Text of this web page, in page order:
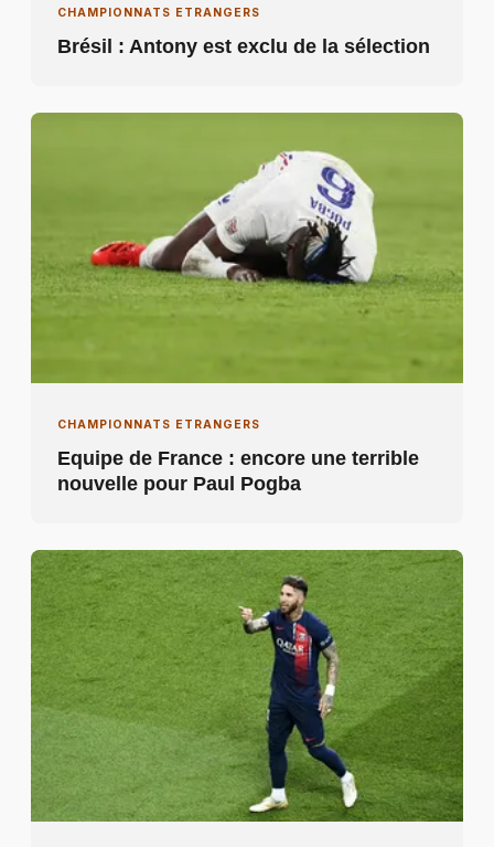
CHAMPIONNATS ETRANGERS
Brésil : Antony est exclu de la sélection
CHAMPIONNATS ETRANGERS
Equipe de France : encore une terrible
nouvelle pour Paul Pogba